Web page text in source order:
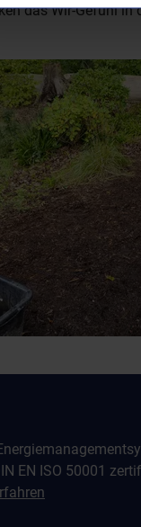
das Wir-Gefühl
EN ISO 50001